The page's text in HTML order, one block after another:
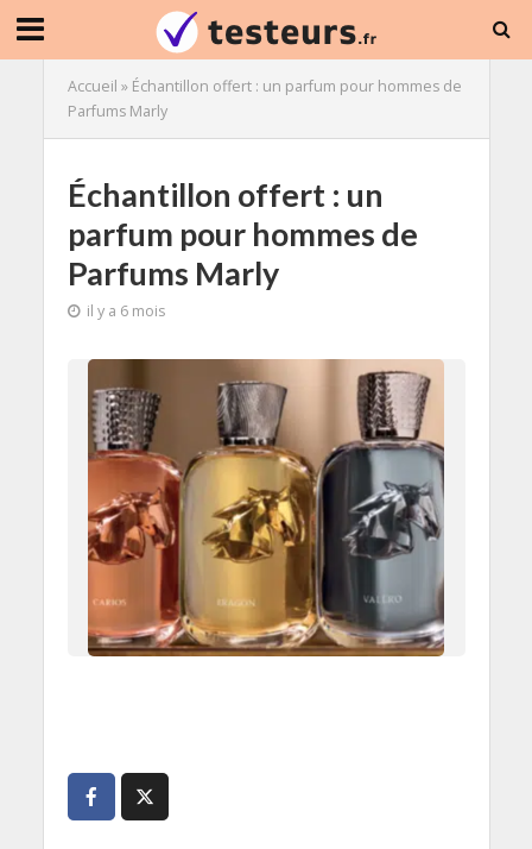
Accueil » Échantillon offert : un parfum pour hommes de
Parfums Marly
Échantillon offert : un
parfum pour hommes de
Parfums Marly
il y a 6 mois